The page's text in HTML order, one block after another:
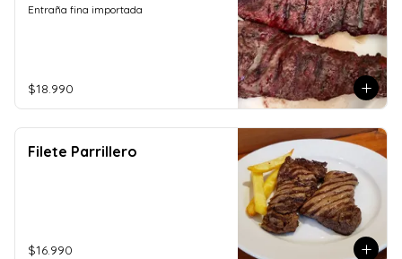
Entraña fina importada
$18.990
Filete Parrillero
$16.990